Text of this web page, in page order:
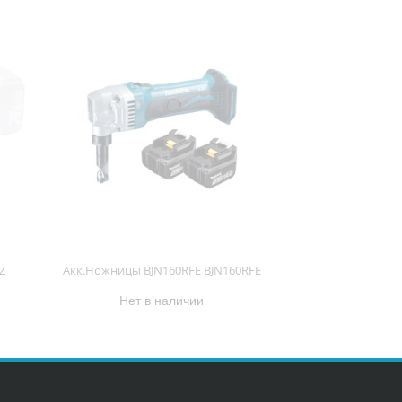
Акк.Ножницы BJN160RFE BJN160RFE
Нет в наличии